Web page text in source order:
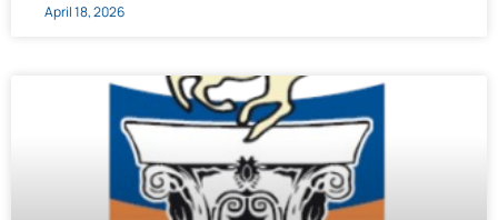
April 18, 2026